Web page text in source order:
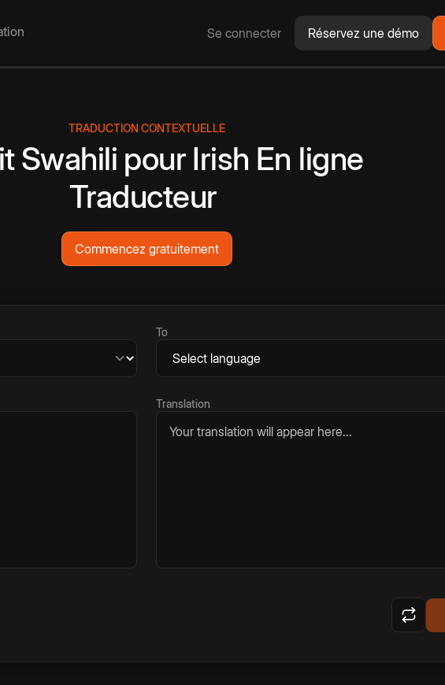
Se connecter Réservez une démo
TRADUCTION CONTEXTUELLE
Swahili pour Irish En ligne
Traducteur
Commencez gratuitement
To
Translation
Your translation will appear here...